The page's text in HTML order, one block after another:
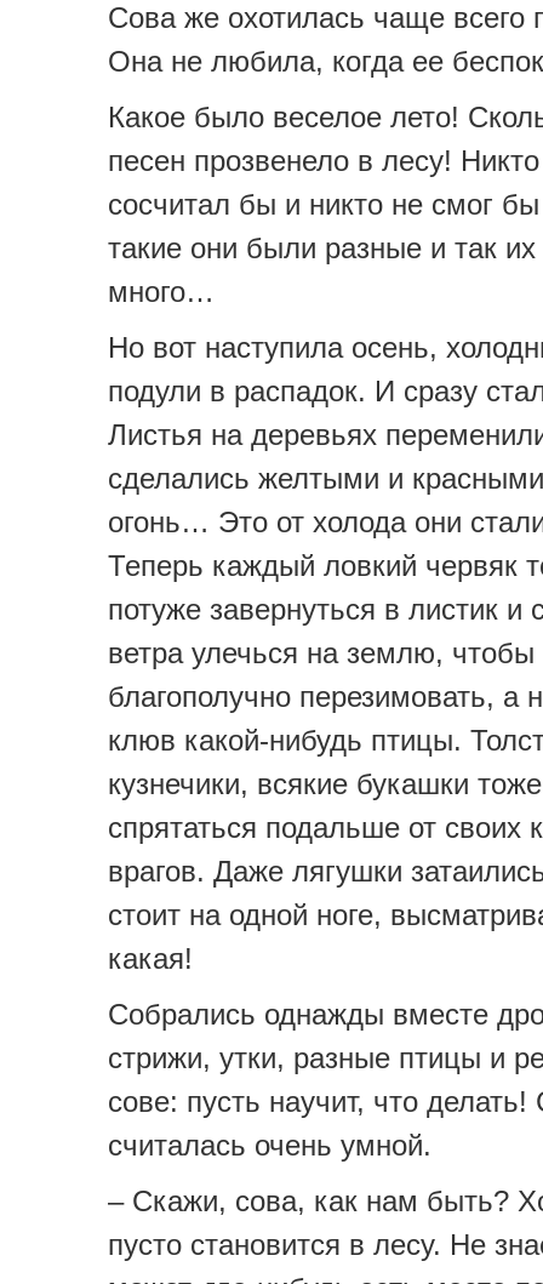
Сова же охотилась чаще всего
Она не любила, когда ее
Какое было веселое лето!
песен прозвенело в лесу!
сосчитал бы и никто не смог
такие они были разные и так
много…
Но вот наступила осень,
подули в распадок. И сразу
Листья на деревьях
сделались желтыми и
огонь… Это от холода они
Теперь каждый ловкий червяк
потуже завернуться в листик
ветра улечься на землю, чтобы
благополучно перезимовать, а
клюв какой-нибудь птицы.
кузнечики, всякие букашки
спрятаться подальше от своих
врагов. Даже лягушки
стоит на одной ноге,
какая!
Собрались однажды вместе
стрижи, утки, разные птицы и
сове: пусть научит, что делать!
считалась очень умной.
– Скажи, сова, как нам быть?
пусто становится в лесу. Не